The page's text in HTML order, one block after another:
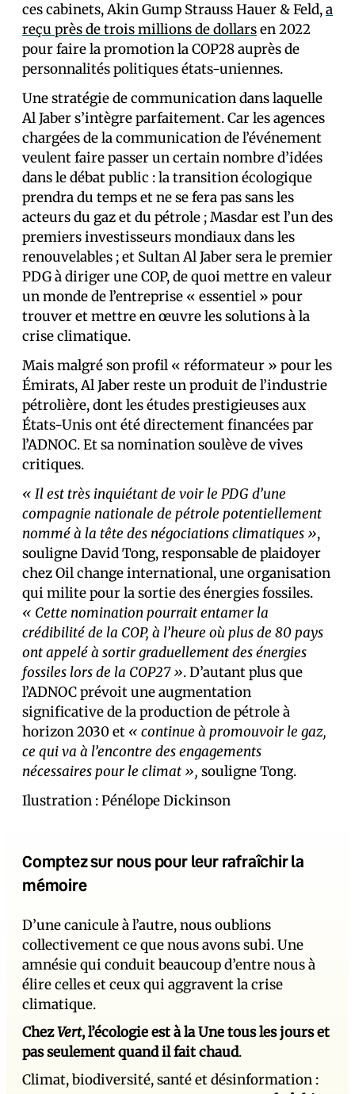
ces cabinets, Akin Gump Strauss Hauer & Feld,a
reçu près de trois millions de dollarsen 2022
pour faire la promotion la COP28 auprès de
personnalités politiques états-uniennes.
Une stratégie de communication dans laquelle
Al Jaber s’intègre parfaitement. Car les agences
chargées de la communication de l’événement
veulent faire passer un certain nombre d’idées
dans le débat public : la transition écologique
prendra du temps et ne se fera pas sans les
acteurs du gaz et du pétrole ; Masdar est l’un des
premiers investisseurs mondiaux dans les
renouvelables ; et Sultan Al Jaber sera le premier
PDG à diriger une COP, de quoi mettre en valeur
un monde de l’entreprise « essentiel » pour
trouver et mettre en œuvre les solutions à la
crise climatique.
Mais malgré son profil « réformateur » pour les
Émirats, Al Jaber reste un produit de l’industrie
pétrolière, dont les études prestigieuses aux
États-Unis ont été directement financées par
l’ADNOC. Et sa nomination soulève de vives
critiques.
« Il est très inquiétant de voir le PDG d’une
compagnie nationale de pétrole potentiellement
nommé à la tête des négociations climatiques »,
souligne David Tong, responsable de plaidoyer
chez Oil change international, une organisation
qui milite pour la sortie des énergies fossiles.
« Cette nomination pourrait entamer la
crédibilité de la COP, à l’heure où plus de 80 pays
ont appelé à sortir graduellement des énergies
fossiles lors de la COP27 ». D’autant plus que
l’ADNOC prévoit une augmentation
significative de la production de pétrole à
horizon 2030 et « continue à promouvoir le gaz,
ce qui va à l’encontre des engagements
nécessaires pour le climat », souligne Tong.
Ilustration : Pénélope Dickinson
Comptez sur nous pour leur rafraîchir la
mémoire
D’une canicule à l’autre, nous oublions
collectivement ce que nous avons subi. Une
amnésie qui conduit beaucoup d’entre nous à
élire celles et ceux qui aggravent la crise
climatique.
ChezVert, l’écologie est à la Une tous les jours et
pas seulement quand il fait chaud.
Climat, biodiversité, santé et désinformation :